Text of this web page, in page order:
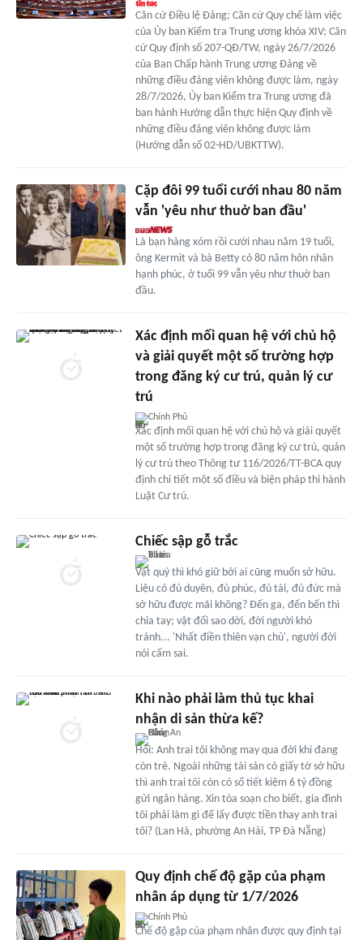
Căn cứ Điều lệ Đảng; Căn cứ Quy chế làm việc
của Ủy ban Kiểm tra Trung ương khóa XIV; Căn
cứ Quy định số 207-QĐ/TW, ngày 26/7/2026
của Ban Chấp hành Trung ương Đảng về
những điều đảng viên không được làm, ngày
28/7/2026, Ủy ban Kiểm tra Trung ương đã
ban hành Hướng dẫn thực hiện Quy định về
những điều đảng viên không được làm
(Hướng dẫn số 02-HD/UBKTTW).
Cặp đôi 99 tuổi cưới nhau 80 năm
vẫn 'yêu như thuở ban đầu'
Là bạn hàng xóm rồi cưới nhau năm 19 tuổi,
ông Kermit và bà Betty có 80 năm hôn nhân
hạnh phúc, ở tuổi 99 vẫn yêu như thuở ban
đầu.
Xác định mối quan hệ với chủ hộ
và giải quyết một số trường hợp
trong đăng ký cư trú, quản lý cư
trú
Chính Phủ
Xác định mối quan hệ với chủ hộ và giải quyết
một số trường hợp trong đăng ký cư trú, quản
lý cư trú theo Thông tư 116/2026/TT-BCA quy
định chi tiết một số điều và biện pháp thi hành
Luật Cư trú.
Chiếc sập gỗ trắc
Vật quý thì khó giữ bởi ai cũng muốn sở hữu.
Liệu có đủ duyên, đủ phúc, đủ tài, đủ đức mà
sở hữu được mãi không? Đến ga, đến bến thì
chia tay; vật đổi sao dời, đời người khó
tránh... 'Nhất điền thiên vạn chủ', người đời
nói cấm sai.
Khi nào phải làm thủ tục khai
nhận di sản thừa kế?
Hỏi: Anh trai tôi không may qua đời khi đang
còn trẻ. Ngoài những tài sản có giấy tờ sở hữu
thì anh trai tôi còn có sổ tiết kiệm 6 tỷ đồng
gửi ngân hàng. Xin tòa soạn cho biết, gia đình
tôi phải làm gì để lấy được tiền thay anh trai
tôi? (Lan Hà, phường An Hải, TP Đà Nẵng)
Quy định chế độ gặp của phạm
nhân áp dụng từ 1/7/2026
Chính Phủ
Chế độ gặp của phạm nhân được quy định tại